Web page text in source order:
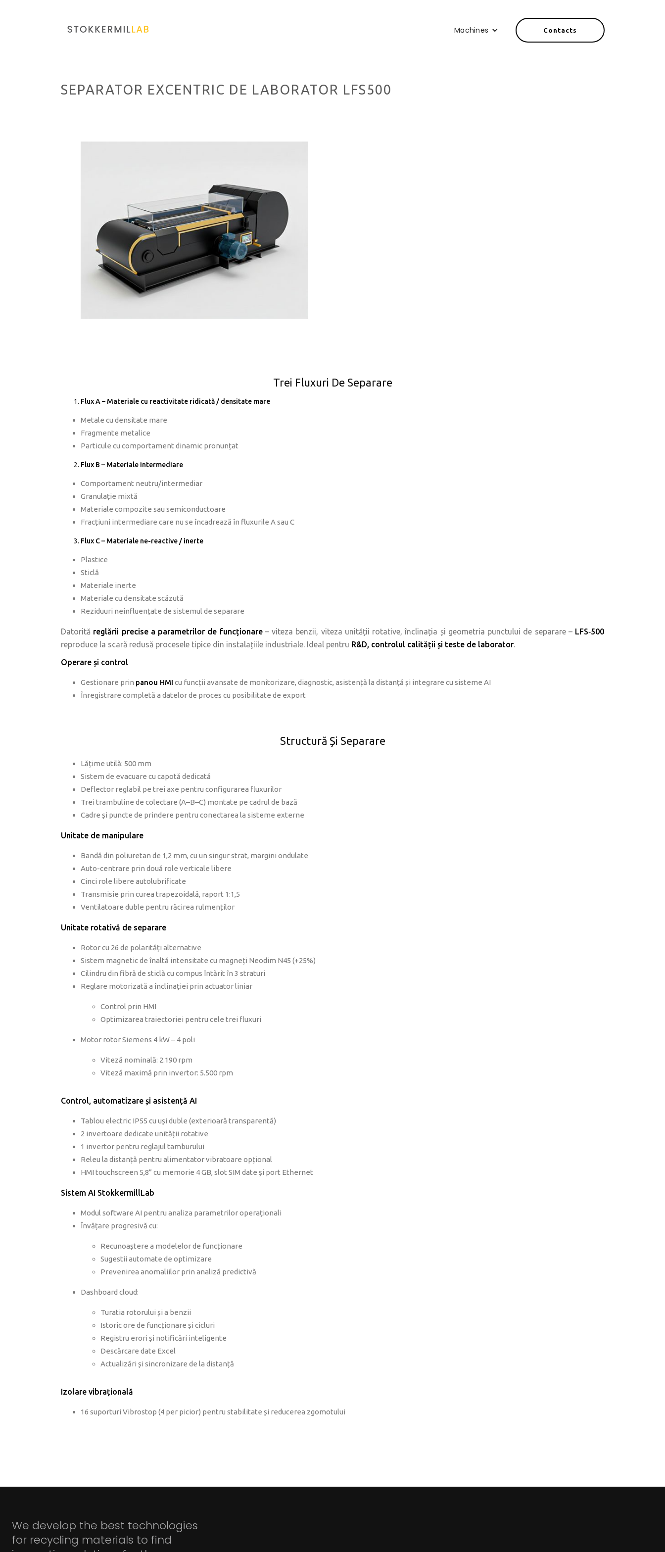
Machines Contacts
SEPARATOR EXCENTRIC DE LABORATOR LFS500
Trei Fluxuri De Separare
Flux A – Materiale cu reactivitate ridicată / densitate mare
Metale cu densitate mare
Fragmente metalice
Particule cu comportament dinamic pronunțat
Flux B – Materiale intermediare
Comportament neutru/intermediar
Granulație mixtă
Materiale compozite sau semiconductoare
Fracțiuni intermediare care nu se încadrează în fluxurile A sau C
Flux C – Materiale ne-reactive / inerte
Plastice
Sticlă
Materiale inerte
Materiale cu densitate scăzută
Reziduuri neinfluențate de sistemul de separare
Datorită reglării precise a parametrilor de funcționare– viteza benzii, viteza unității rotative, înclinația și geometria punctului de separare – LFS‑500
reproduce la scară redusă procesele tipice din instalațiile industriale. Ideal pentru R&D, controlul calității și teste de laborator.
Operare și control
Gestionare prin panou HMI cu funcții avansate de monitorizare, diagnostic, asistență la distanță și integrare cu sisteme AI
Înregistrare completă a datelor de proces cu posibilitate de export
Structură Și Separare
Lățime utilă: 500 mm
Sistem de evacuare cu capotă dedicată
Deflector reglabil pe trei axe pentru configurarea fluxurilor
Trei trambuline de colectare (A–B–C) montate pe cadrul de bază
Cadre și puncte de prindere pentru conectarea la sisteme externe
Unitate de manipulare
Bandă din poliuretan de 1,2 mm, cu un singur strat, margini ondulate
Auto-centrare prin două role verticale libere
Cinci role libere autolubrificate
Transmisie prin curea trapezoidală, raport 1:1,5
Ventilatoare duble pentru răcirea rulmenților
Unitate rotativă de separare
Rotor cu 26 de polarități alternative
Sistem magnetic de înaltă intensitate cu magneți Neodim N45 (+25%)
Cilindru din fibră de sticlă cu compus întărit în 3 straturi
Reglare motorizată a înclinației prin actuator liniar
Control prin HMI
Optimizarea traiectoriei pentru cele trei fluxuri
Motor rotor Siemens 4 kW – 4 poli
Viteză nominală: 2.190 rpm
Viteză maximă prin invertor: 5.500 rpm
Control, automatizare și asistență AI
Tablou electric IP55 cu uși duble (exterioară transparentă)
2 invertoare dedicate unității rotative
1 invertor pentru reglajul tamburului
Releu la distanță pentru alimentator vibratoare opțional
HMI touchscreen 5,8” cu memorie 4 GB, slot SIM date și port Ethernet
Sistem AI StokkermillLab
Modul software AI pentru analiza parametrilor operaționali
Învățare progresivă cu:
Recunoaștere a modelelor de funcționare
Sugestii automate de optimizare
Prevenirea anomaliilor prin analiză predictivă
Dashboard cloud:
Turatia rotorului și a benzii
Istoric ore de funcționare și cicluri
Registru erori și notificări inteligente
Descărcare date Excel
Actualizări și sincronizare de la distanță
Izolare vibrațională
16 suporturi Vibrostop (4 per picior) pentru stabilitate și reducerea zgomotului
We develop the best technologies
for recycling materials to find